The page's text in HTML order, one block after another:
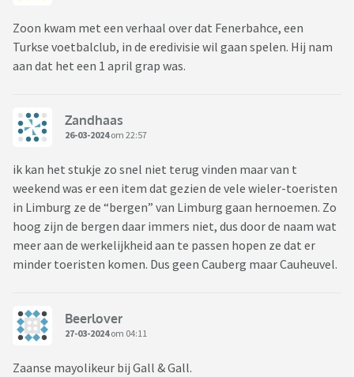
Zoon kwam met een verhaal over dat Fenerbahce, een
Turkse voetbalclub, in de eredivisie wil gaan spelen. Hij nam
aan dat het een 1 april grap was.
Zandhaas
26-03-2024om 22:57
ik kan het stukje zo snel niet terug vinden maar van t
weekend was er een item dat gezien de vele wieler-toeristen
in Limburg ze de “bergen” van Limburg gaan hernoemen. Zo
hoog zijn de bergen daar immers niet, dus door de naam wat
meer aan de werkelijkheid aan te passen hopen ze dat er
minder toeristen komen. Dus geen Cauberg maar Cauheuvel.
Beerlover
27-03-2024om 04:11
Zaanse mayolikeur bij Gall & Gall.